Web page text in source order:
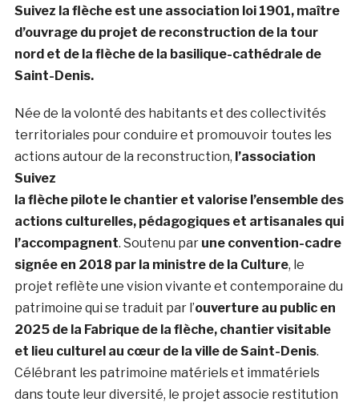
Suivez la flèche est une association loi 1901, maître
d’ouvrage du projet de reconstruction de la tour
nord et de la flèche de la basilique-cathédrale de
Saint-Denis.
Née de la volonté des habitants et des collectivités
territoriales pour conduire et promouvoir toutes les
actions autour de la reconstruction, l’association
Suivez
la flèche pilote le chantier et valorise l’ensemble des
actions culturelles, pédagogiques et artisanales qui
l’accompagnent. Soutenu par une convention-cadre
signée en 2018 par la ministre de la Culture, le
projet reflète une vision vivante et contemporaine du
patrimoine qui se traduit par l’ouverture au public en
2025 de la Fabrique de la flèche, chantier visitable
et lieu culturel au cœur de la ville de Saint-Denis.
Célébrant les patrimoine matériels et immatériels
dans toute leur diversité, le projet associe restitution